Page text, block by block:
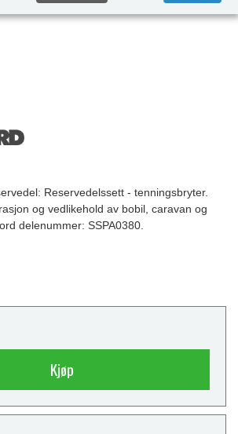
Reservedelssett - tenningsbryter.
og vedlikehold av bobil, caravan og
delenummer: SSPA0380.
Kjøp